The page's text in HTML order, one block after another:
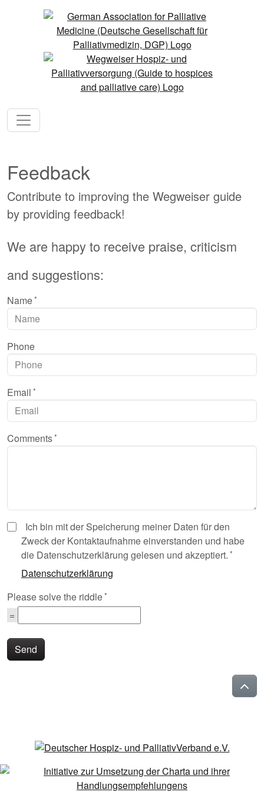
Feedback
Contribute to improving the Wegweiser guide
by providing feedback!
We are happy to receive praise, criticism
and suggestions:
Name
Phone
Email
Comments
Ich bin mit der Speicherung meiner Daten für den
Zweck der Kontaktaufnahme einverstanden und habe
die Datenschutzerklärung gelesen und akzeptiert.
Datenschutzerklärung
Please solve the riddle
Send